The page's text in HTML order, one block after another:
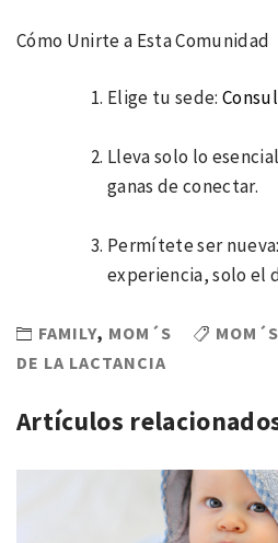
Cómo Unirte a Esta Comunidad
Elige tu sede:
Lleva solo lo
ganas de conectar.
Permítete ser
experiencia, solo el
FAMILY, MOM´S MOM´S
DE LA LACTANCIA
Artículos